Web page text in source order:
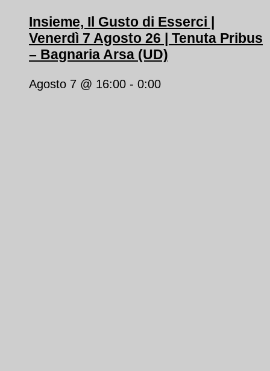
Insieme, Il Gusto di Esserci |
Venerdì 7 Agosto 26 | Tenuta Pribus
– Bagnaria Arsa (UD)
Agosto 7 @ 16:00 - 0:00